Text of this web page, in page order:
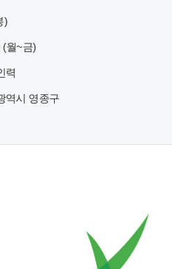
)
(월~금)
력
역시 영종구